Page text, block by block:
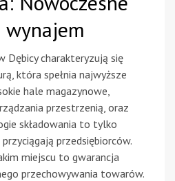
wynajem
Dębicy charakteryzują się
która spełnia najwyższe
hale magazynowe,
przestrzenią, oraz
składowania to tylko
przedsiębiorców.
miejscu to gwarancja
przechowywania towarów.